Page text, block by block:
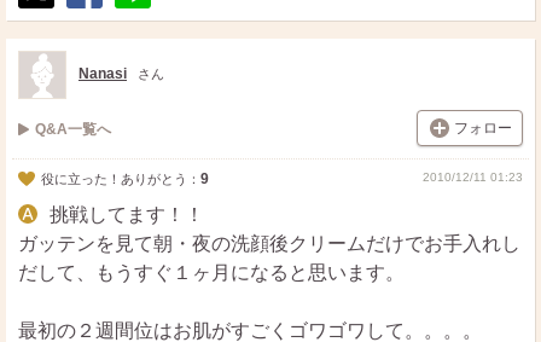
全体的には、この季節に、この簡単スキンケアでこの効果
は、正直驚きました。
皮脂と水分のバランスがいいのか、テカリが減ったのも実
感できましたし。
個人的には『摩擦』が悪かったことも分かったので、気を
つけるようにもなりました。
2週間続けて、やめようかと思ったんですが、せっかくだ
からもう一週間・・・と思った3週間目が、とても調子の
よいお肌になりました。
やっぱり、良いことだけではなかったです（笑）
ポ
ス
ト
シ
ェ
送
る
Nanasi さん
Q&A一覧へ フォロー
役に立った！ありがとう： 9 2010/12/11 01:23
挑戦してます！！
ガッテンを見て朝・夜の洗顔後クリームだけでお手入れし
だして、もうすぐ１ヶ月になると思います。
最初の２週間位はお肌がすごくゴワゴワして。。。。